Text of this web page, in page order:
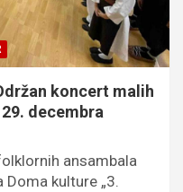
koncert malih
decembra
ansambala
kulture „3.